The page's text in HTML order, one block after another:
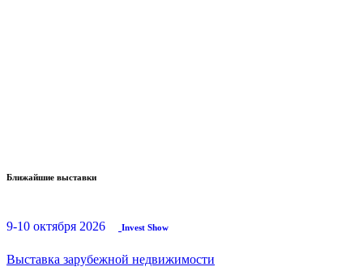
Ближайшие выставки
9-10 октября 2026 Invest Show
Выставка зарубежной недвижимости